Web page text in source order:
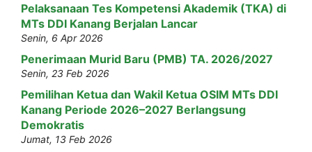
Pelaksanaan Tes Kompetensi Akademik (TKA) di
MTs DDI Kanang Berjalan Lancar
Senin, 6 Apr 2026
Penerimaan Murid Baru (PMB) TA. 2026/2027
Senin, 23 Feb 2026
Pemilihan Ketua dan Wakil Ketua OSIM MTs DDI
Kanang Periode 2026–2027 Berlangsung
Demokratis
Jumat, 13 Feb 2026